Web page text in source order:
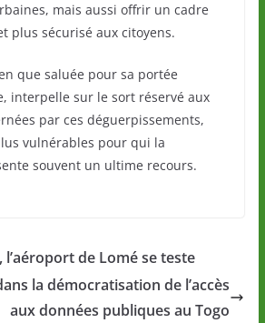
mais aussi offrir un cadre
plus sécurisé aux citoyens.
que saluée pour sa portée
interpelle sur le sort réservé aux
par ces déguerpissements,
vulnérables pour qui la
souvent un ultime recours.
l’aéroport de Lomé se teste
la démocratisation de l’accès
aux données publiques au Togo